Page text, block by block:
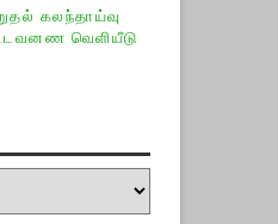
கலந்தாய்வு
வெளியீடு